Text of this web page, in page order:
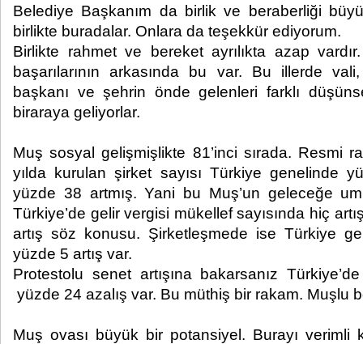
Belediye Başkanım da birlik ve beraberliği
birlikte buradalar. Onlara da teşekkür ediyorum.
Birlikte rahmet ve bereket ayrılıkta azap
başarılarının arkasında bu var. Bu illerde
başkanı ve şehrin önde gelenleri farklı
biraraya geliyorlar.
Muş sosyal gelişmişlikte 81’inci sırada. Resmi
yılda kurulan şirket sayısı Türkiye genelinde
yüzde 38 artmış. Yani bu Muş’un geleceğe
Türkiye’de gelir vergisi mükellef sayısında hiç
artış söz konusu. Şirketleşmede ise Türkiye
yüzde 5 artış var.
Protestolu senet artışına bakarsanız
yüzde 24 azalış var. Bu müthiş bir rakam. Muşlu
Muş ovası büyük bir potansiyel. Burayı verimli